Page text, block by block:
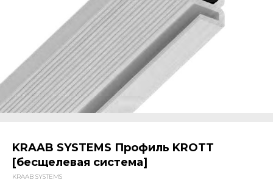
KRAAB SYSTEMS Профиль KROTT
[бесщелевая система]
KRAAB SYSTEMS